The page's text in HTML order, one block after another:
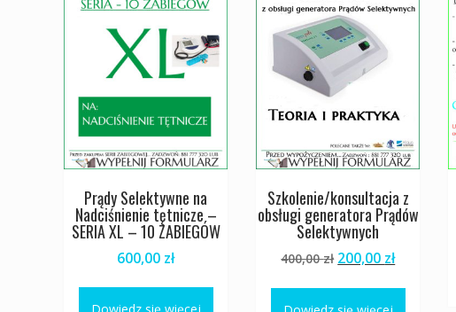
Prądy Selektywne na
Nadciśnienie tętnicze –
SERIA XL – 10 ZABIEGÓW
600,00 zł
Szkolenie/konsultacja z
obsługi generatora Prądów
Selektywnych
400,00zł Pierwotna
200,00 złAktualna